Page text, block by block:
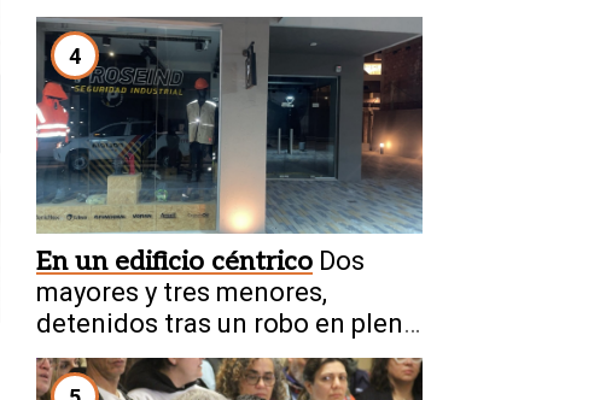
4
En un edificio céntrico Dos
mayores y tres menores,
detenidos tras un robo en pleno
Capital